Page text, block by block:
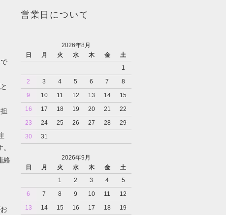
絡
営業日について
2026年8月
日
月 火 水 木 金
土
1
2
3 4 5 6 7
8
9
10 11 12 13 14
15
16
17 18 19 20 21
22
23
24 25 26 27 28
29
30
31
2026年9月
日
月 火 水 木 金
土
1
2 3 4
5
6
7 8 9 10 11
12
13
14 15 16 17 18
19